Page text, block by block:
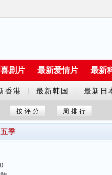
剧片 最新爱情片 最新
香港 最新韩国 最新日
按评分 周排行
季